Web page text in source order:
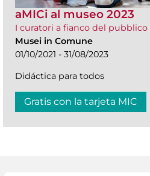
aMICi al museo 2023
I curatori a fianco del pubblico
Musei in Comune
01/10/2021 - 31/08/2023
Didáctica para todos
Gratis con la tarjeta MIC